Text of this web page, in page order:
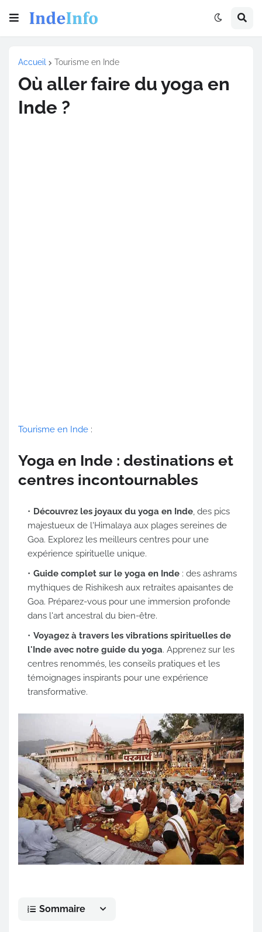
Accueil Tourisme en Inde
Où aller faire du yoga en
Inde ?
Tourisme en Inde :
Yoga en Inde : destinations et
centres incontournables
Découvrez les joyaux du yoga en Inde, des pics
majestueux de l'Himalaya aux plages sereines de
Goa. Explorez les meilleurs centres pour une
expérience spirituelle unique.
Guide complet sur le yoga en Inde : des ashrams
mythiques de Rishikesh aux retraites apaisantes de
Goa. Préparez-vous pour une immersion profonde
dans l'art ancestral du bien-être.
Voyagez à travers les vibrations spirituelles de
l'Inde avec notre guide du yoga. Apprenez sur les
centres renommés, les conseils pratiques et les
témoignages inspirants pour une expérience
transformative.
Sommaire